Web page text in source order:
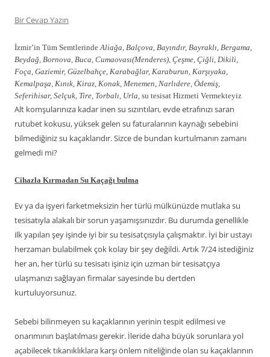
Bir Cevap Yazın
İzmir’in Tüm SemtlerindeAliağa, Balçova, Bayındır, Bayraklı, Bergama,
Beydağ, Bornova, Buca, Cumaovası(Menderes), Çeşme, Çiğli, Dikili,
Foça, Gaziemir, Güzelbahçe, Karabağlar, Karaburun, Karşıyaka,
Kemalpaşa, Kınık, Kiraz, Konak, Menemen, Narlıdere, Ödemiş,
Seferihisar, Selçuk, Tire, Torbalı, Urla, su tesisat Hizmeti Vermekteyiz
Alt komşularınıza kadar inen su sızıntıları, evde etrafınızı saran
rutubet kokusu, yüksek gelen su faturalarının kaynağı sebebini
bilmediğiniz su kaçaklarıdır. Sizce de bundan kurtulmanın zamanı
gelmedi mi?
Cihazla Kırmadan Su Kaçağı bulma
Ev ya da işyeri farketmeksizin her türlü mülkünüzde mutlaka su
tesisatıyla alakalı bir sorun yaşamışsınızdır. Bu durumda genellikle
ilk yapılan şey işinde iyi bir su tesisatçısıyla çalışmaktır. İyi bir ustayı
herzaman bulabilmek çok kolay bir şey değildi. Artık 7/24 istediğiniz
her an, her türlü su tesisatı işiniz için uzman bir tesisatçıya
ulaşmanızı sağlayan firmalar sayesinde bu dertden
kurtuluyorsunuz.
Sebebi bilinmeyen su kaçaklarının yerinin tespit edilmesi ve
onarımının başlatılması gerekir. İleride daha büyük sorunlara yol
açabilecek tıkanıklıklara karşı önlem niteliğinde olan su kaçaklarının